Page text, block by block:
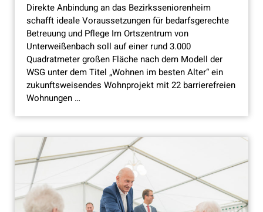
Direkte Anbindung an das Bezirksseniorenheim
schafft ideale Voraussetzungen für bedarfsgerechte
Betreuung und Pflege Im Ortszentrum von
Unterweißenbach soll auf einer rund 3.000
Quadratmeter großen Fläche nach dem Modell der
WSG unter dem Titel „Wohnen im besten Alter“ ein
zukunftsweisendes Wohnprojekt mit 22 barrierefreien
Wohnungen …